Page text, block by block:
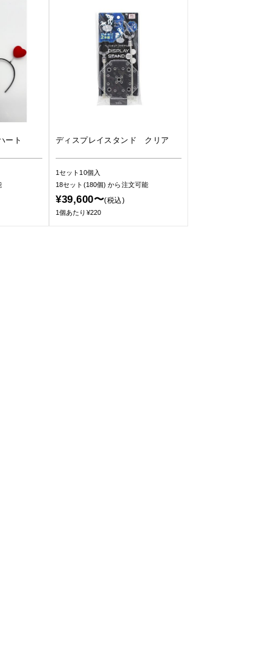
ート ディスプレイスタンド クリア
1セット10個入
18セット(180個)から注文可能
¥39,600〜(税込)
1個あたり¥220